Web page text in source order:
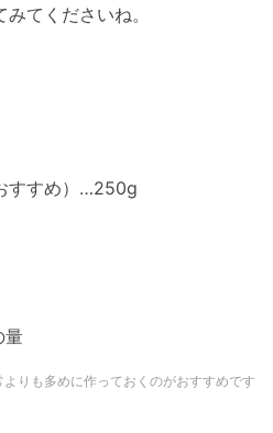
てくださいね。
すすめ）…250g
量
りも多めに作っておくのがおすすめです